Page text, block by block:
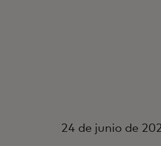
24 de junio de